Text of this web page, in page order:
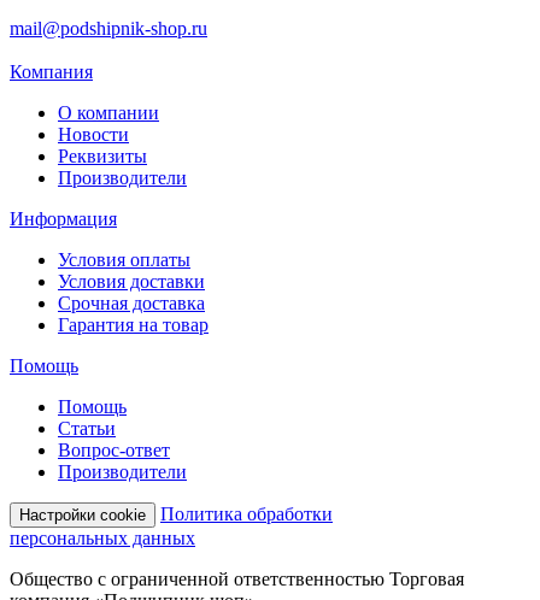
mail@podshipnik-shop.ru
Компания
О компании
Новости
Реквизиты
Производители
Информация
Условия оплаты
Условия доставки
Срочная доставка
Гарантия на товар
Помощь
Помощь
Статьи
Вопрос-ответ
Производители
Настройки cookie
Политика обработки
персональных данных
Общество с ограниченной ответственностью Торговая